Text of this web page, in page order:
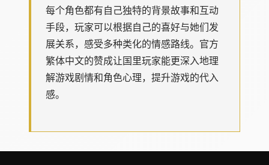
每个角色都有自己独特的背景故事和互动
手段，玩家可以根据自己的喜好与她们发
展关系，感受多种类化的情感路线。官方
繁体中文的赞成让国里玩家能更深入地理
解游戏剧情和角色心理，提升游戏的代入
感。